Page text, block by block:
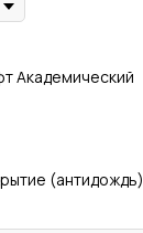
Академический
(антидождь)